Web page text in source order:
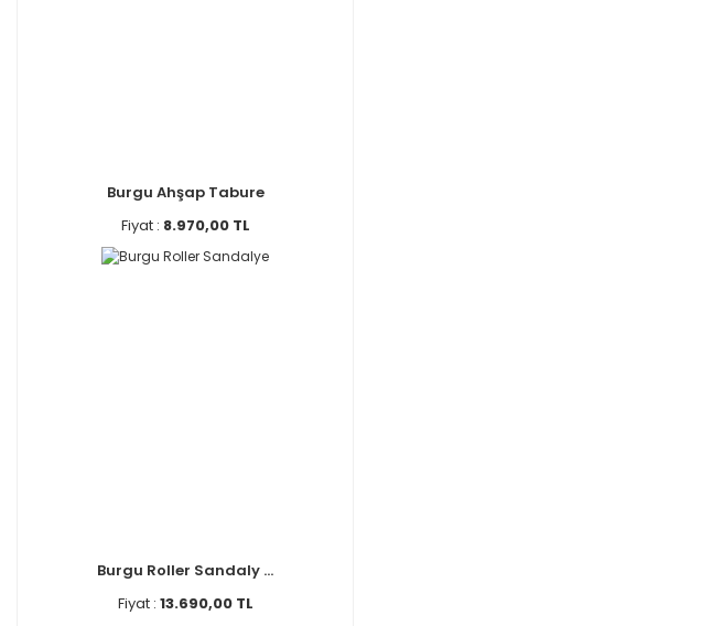
Burgu Ahşap Tabure
Fiyat : 8.970,00 TL
Burgu Roller Sandaly ...
Fiyat : 13.690,00 TL